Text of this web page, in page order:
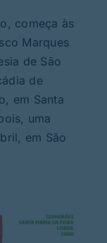
começa às
Marques
de São
de
em Santa
uma
em São